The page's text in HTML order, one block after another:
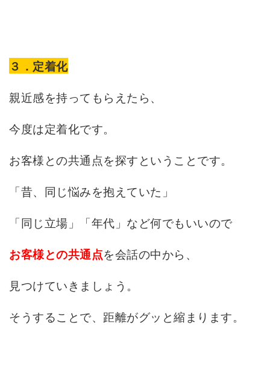
３．定着化
親近感を持ってもらえたら、
今度は定着化です。
お客様との共通点を探すということです。
「昔、同じ悩みを抱えていた」
「同じ立場」「年代」など何でもいいので
お客様との共通点を会話の中から、
見つけていきましょう。
そうすることで、距離がグッと縮まります。